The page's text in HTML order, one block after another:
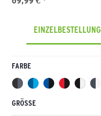
EINZELBESTELLUNG
FARBE
GRÖSSE